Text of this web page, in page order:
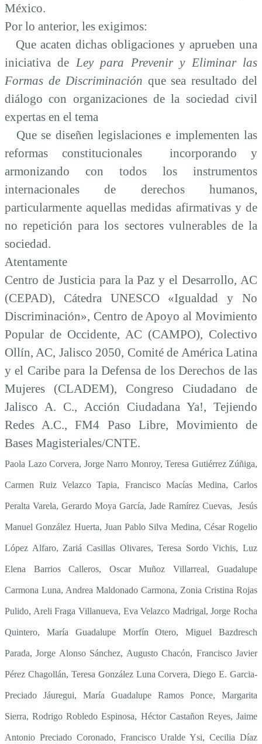
México.
Por lo anterior, les exigimos:
Que acaten dichas obligaciones y aprueben una
iniciativa de Ley para Prevenir y Eliminar las
Formas de Discriminación que sea resultado del
diálogo con organizaciones de la sociedad civil
expertas en el tema
Que se diseñen legislaciones e implementen las
reformas constitucionales incorporando y
armonizando con todos los instrumentos
internacionales de derechos humanos,
particularmente aquellas medidas afirmativas y de
no repetición para los sectores vulnerables de la
sociedad.
Atentamente
Centro de Justicia para la Paz y el Desarrollo, AC
(CEPAD), Cátedra UNESCO «Igualdad y No
Discriminación», Centro de Apoyo al Movimiento
Popular de Occidente, AC (CAMPO), Colectivo
Ollín, AC, Jalisco 2050, Comité de América Latina
y el Caribe para la Defensa de los Derechos de las
Mujeres (CLADEM), Congreso Ciudadano de
Jalisco A. C., Acción Ciudadana Ya!, Tejiendo
Redes A.C., FM4 Paso Libre, Movimiento de
Bases Magisteriales/CNTE.
Paola Lazo Corvera, Jorge Narro Monroy, Teresa Gutiérrez Zúñiga,
Carmen Ruiz Velazco Tapia, Francisco Macías Medina, Carlos
Peralta Varela, Gerardo Moya García, Jade Ramírez Cuevas, Jesús
Manuel González Huerta, Juan Pablo Silva Medina, César Rogelio
López Alfaro, Zariá Casillas Olivares, Teresa Sordo Vichis, Luz
Elena Barrios Calleros, Oscar Muñoz Villarreal, Guadalupe
Carmona Luna, Andrea Maldonado Carmona, Zonia Cristina Rojas
Pulido, Areli Fraga Villanueva, Eva Velazco Madrigal, Jorge Rocha
Quintero, María Guadalupe Morfín Otero, Miguel Bazdresch
Parada, Jorge Alonso Sánchez, Augusto Chacón, Francisco Javier
Pérez Chagollán, Teresa González Luna Corvera, Diego E. Garcia-
Preciado Jáuregui, María Guadalupe Ramos Ponce, Margarita
Sierra, Rodrigo Robledo Espinosa, Héctor Castañon Reyes, Jaime
Antonio Preciado Coronado, Francisco Uralde Ysi, Cecilia Díaz